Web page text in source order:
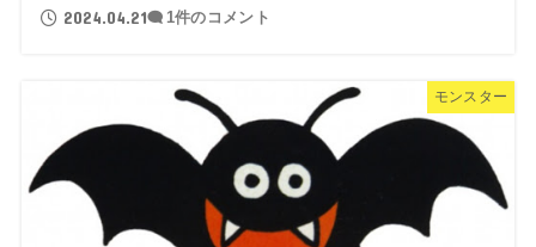
2024.04.21 1件のコメント
モンスター